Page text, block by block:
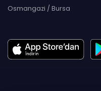
Osmangazi / Bursa